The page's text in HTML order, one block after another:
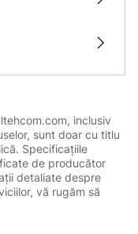
inclusiv
sunt doar cu titlu
Specificațiile
de producător
detaliate despre
vă rugăm să